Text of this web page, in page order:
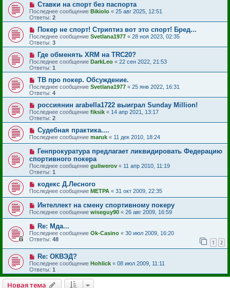
Ставки на спорт без паспорта
Последнее сообщение Bikiolo « 25 авг 2025, 12:51
Ответы: 2
Покер не спорт! Стриптиз вот это спорт! Бред...
Последнее сообщение Svetlana1977 « 28 ноя 2023, 02:35
Ответы: 3
Где обменять XRM на TRC20?
Последнее сообщение DarkLeo « 22 сен 2022, 21:53
Ответы: 1
ТВ про покер. Обсуждение.
Последнее сообщение Svetlana1977 « 25 янв 2022, 16:31
Ответы: 4
россиянин arabella1722 выиграл Sunday Million!
Последнее сообщение fiksik « 14 апр 2021, 13:17
Ответы: 2
Судебная практика....
Последнее сообщение maruk « 11 дек 2010, 18:24
Генпрокуратура предлагает ликвидировать Федерацию
спортивного покера
Последнее сообщение guliwerov « 11 апр 2010, 11:19
Ответы: 1
кодекс Д.Лесного
Последнее сообщение МЕТРА « 31 окт 2009, 22:35
Интеллект на смену спортивному покеру
Последнее сообщение wiseguy90 « 26 авг 2009, 16:59
Re: Мда...
Последнее сообщение Ok-Casino « 30 июл 2009, 16:20
Ответы: 48 1 2
Re: ОКВЭД?
Последнее сообщение Hohlick « 08 июл 2009, 11:11
Ответы: 1
Новая тема